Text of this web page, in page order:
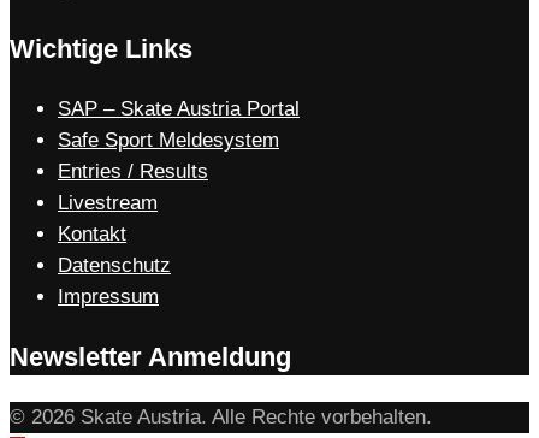
Wichtige Links
SAP – Skate Austria Portal
Safe Sport Meldesystem
Entries / Results
Livestream
Kontakt
Datenschutz
Impressum
Newsletter Anmeldung
© 2026 Skate Austria. Alle Rechte vorbehalten.